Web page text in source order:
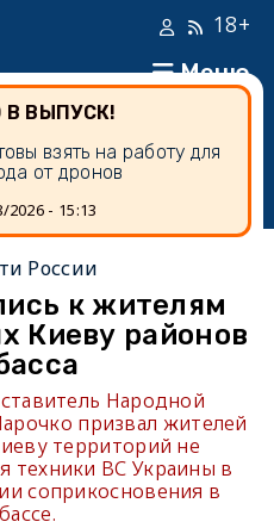
Меню
18+
В ВЫПУСК!
взять на работу для
от дронов
2026 - 15:13
России
к жителям
Киеву районов
Народной
призвал жителей
территорий не
техники ВС Украины в
соприкосновения в